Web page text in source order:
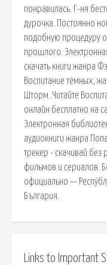
понравилась. Г-ня
дурочка. Постоянно
подобную процедуру
прошлого.
скачать книги жанра
Воспитание тёмных,
Шторм. Читайте
онлайн бесплатно на
Электронная
аудиокниги жанра
трекер - скачивай без
фильмов и сериалов.
официально —
България.
Links to Important